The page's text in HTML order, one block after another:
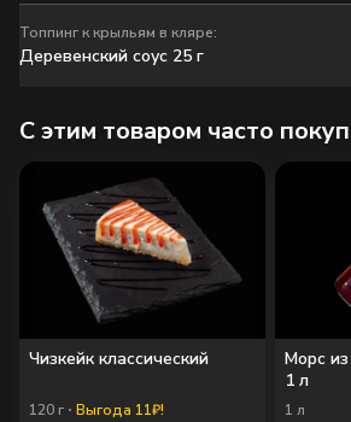
Топпинг к крыльям в кляре:
Деревенский соус 25 г
Деревенский соус 25 г
25
49₽
25г
C этим товаром часто
Чизкейк классический
120 г Выгода 11₽!
Морс
1 л
1 л